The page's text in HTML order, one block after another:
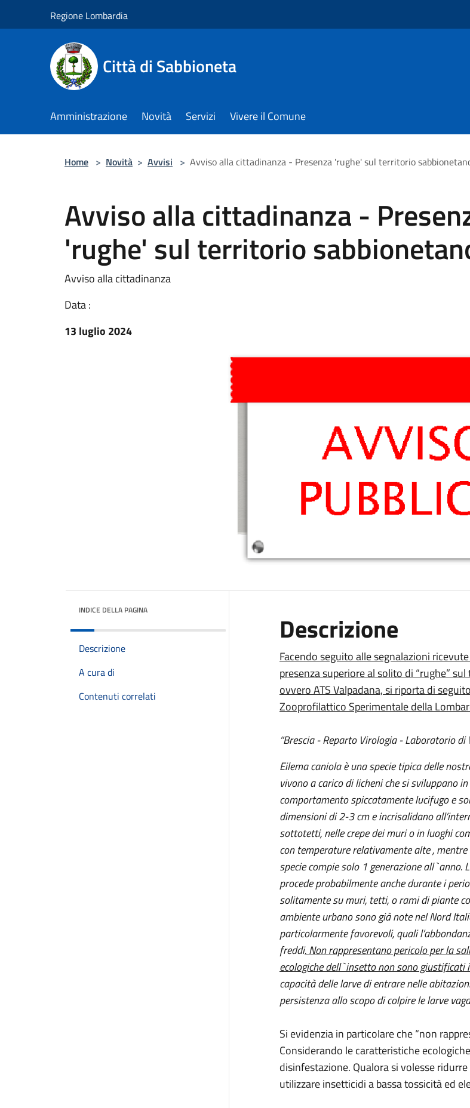
Regione Lombardia
Città di Sabbioneta
Amministrazione Novità Servizi Vivere il Comune
Home > Novità > Avvisi > Avviso alla cittadinanza - Presenza 'rughe' sul territorio
Avviso alla cittadinanza -
'rughe' sul territorio
Avviso alla cittadinanza
Data :
13 luglio 2024
INDICE DELLA PAGINA
Descrizione
A cura di
Contenuti correlati
Descrizione
Facendo seguito alle segnalazioni
presenza superiore al solito di “rughe”
ovvero ATS Valpadana, si riporta di
Zooprofilattico Sperimentale della
“Brescia - Reparto Virologia - Laboratorio
Eilema caniola è una specie tipica delle
vivono a carico di licheni che si sviluppano
comportamento spiccatamente lucifugo e
dimensioni di 2-3 cm e incrisalidano all’
sottotetti, nelle crepe dei muri o in luoghi
con temperature relativamente alte ,
specie compie solo 1 generazione
procede probabilmente anche durante i
solitamente su muri, tetti, o rami di piante
ambiente urbano sono già note nel Nord
particolarmente favorevoli, quali l’
freddi. Non rappresentano pericolo per la
ecologiche dell`insetto non sono
capacità delle larve di entrare nelle
persistenza allo scopo di colpire le larve
Si evidenzia in particolare che “non
Considerando le caratteristiche
disinfestazione. Qualora si volesse
utilizzare insetticidi a bassa tossicità ed